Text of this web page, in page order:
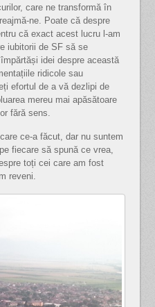
care ne transformă în
ne. Poate că despre
că exact acest lucru l-am
iubitorii de SF să se
idei despre această
ridicole sau
efortul de a vă dezlipi de
mereu mai apăsătoare
fără sens.
ce-a făcut, dar nu suntem
fiecare să spună ce vrea,
toți cei care am fost
reveni.